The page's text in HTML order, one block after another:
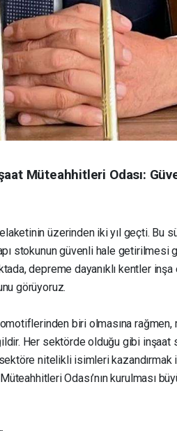
Müteahhitleri Odası:
üzerinden iki yıl geçti. Bu
stokunun güvenli hale getirilmesi
depreme dayanıklı kentler inşa
görüyoruz.
biri olmasına
Her sektörde olduğu gibi inşaat
nitelikli isimleri kazandırmak
Odası’nın kurulması